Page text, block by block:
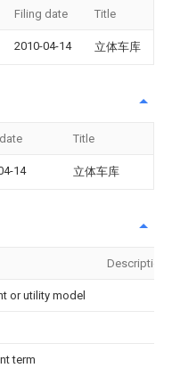
Filing date Title
2010-04-14 立体车库
Title
14 立体车库
Description
or utility model
term